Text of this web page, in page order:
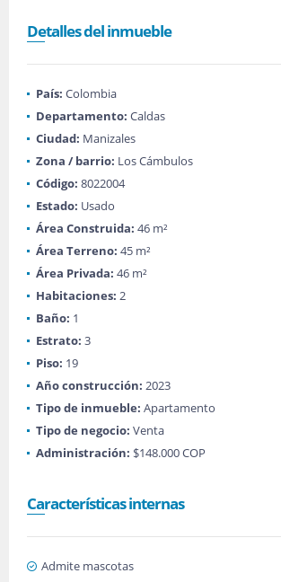
Detalles del inmueble
País: Colombia
Departamento: Caldas
Ciudad: Manizales
Zona / barrio: Los Cámbulos
Código: 8022004
Estado: Usado
Área Construida: 46 m²
Área Terreno: 45 m²
Área Privada: 46 m²
Habitaciones: 2
Baño: 1
Estrato: 3
Piso: 19
Año construcción: 2023
Tipo de inmueble: Apartamento
Tipo de negocio: Venta
Administración: $148.000 COP
Características internas
Admite mascotas